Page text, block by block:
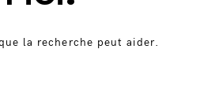
la recherche peut aider.